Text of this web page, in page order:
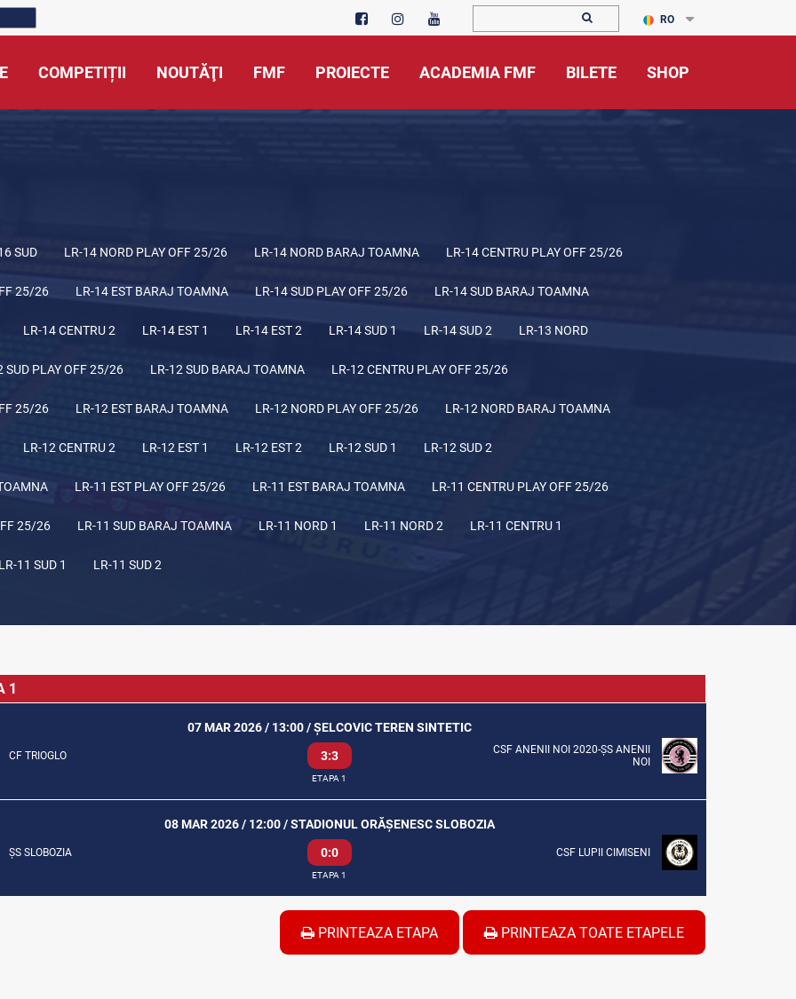
RO
COMPETIȚII NOUTĂŢI FMF PROIECTE ACADEMIA FMF BILETE SHOP
SUD LR-14 NORD PLAY OFF 25/26 LR-14 NORD BARAJ TOAMNA LR-14 CENTRU PLAY OFF 25/26
25/26 LR-14 EST BARAJ TOAMNA LR-14 SUD PLAY OFF 25/26 LR-14 SUD BARAJ TOAMNA
LR-14 CENTRU 2 LR-14 EST 1 LR-14 EST 2 LR-14 SUD 1 LR-14 SUD 2 LR-13 NORD
SUD PLAY OFF 25/26 LR-12 SUD BARAJ TOAMNA LR-12 CENTRU PLAY OFF 25/26
25/26 LR-12 EST BARAJ TOAMNA LR-12 NORD PLAY OFF 25/26 LR-12 NORD BARAJ TOAMNA
LR-12 CENTRU 2 LR-12 EST 1 LR-12 EST 2 LR-12 SUD 1 LR-12 SUD 2
LR-11 EST PLAY OFF 25/26 LR-11 EST BARAJ TOAMNA LR-11 CENTRU PLAY OFF 25/26
25/26 LR-11 SUD BARAJ TOAMNA LR-11 NORD 1 LR-11 NORD 2 LR-11 CENTRU 1
11 SUD 1 LR-11 SUD 2
1
07 MAR 2026 / 13:00 / ȘELCOVIC TEREN SINTETIC
CF TRIOGLO 3:3
CSF ANENII NOI 2020-ȘS ANENII
NOI
ETAPA 1
08 MAR 2026 / 12:00 / STADIONUL ORĂȘENESC SLOBOZIA
ȘS SLOBOZIA 0:0 CSF LUPII CIMISENI
ETAPA 1
PRINTEAZA ETAPA PRINTEAZA TOATE ETAPELE